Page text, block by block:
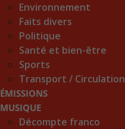
Environnement
Faits divers
Politique
Santé et bien-être
Sports
Transport / Circulation
ÉMISSIONS
MUSIQUE
Décompte franco